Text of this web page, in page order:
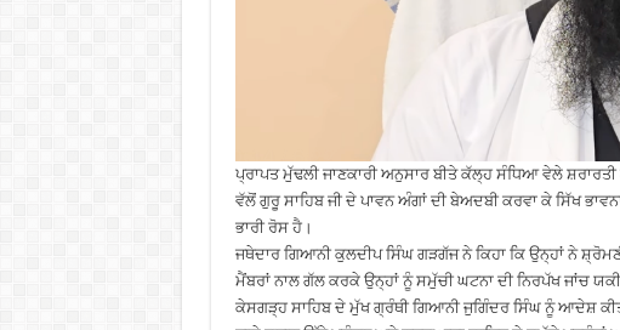
ਪ੍ਰਾਪਤ ਮੁੱਢਲੀ ਜਾਣਕਾਰੀ ਅਨੁਸਾਰ ਬੀਤੇ ਕੱਲ੍ਹ ਸੰਧਿਆ ਵੇਲੇ
ਵੱਲੋਂ ਗੁਰੂ ਸਾਹਿਬ ਜੀ ਦੇ ਪਾਵਨ ਅੰਗਾਂ ਦੀ ਬੇਅਦਬੀ ਕਰਵਾ ਕੇ ਸਿੱਖ
ਭਾਰੀ ਰੋਸ ਹੈ।
ਜਥੇਦਾਰ ਗਿਆਨੀ ਕੁਲਦੀਪ ਸਿੰਘ ਗੜਗੱਜ ਨੇ ਕਿਹਾ ਕਿ ਉਨ੍ਹਾਂ ਨੇ
ਮੈਂਬਰਾਂ ਨਾਲ ਗੱਲ ਕਰਕੇ ਉਨ੍ਹਾਂ ਨੂੰ ਸਮੁੱਚੀ ਘਟਨਾ ਦੀ ਨਿਰਪੱਖ ਜਾਂਚ
ਕੇਸਗੜ੍ਹ ਸਾਹਿਬ ਦੇ ਮੁੱਖ ਗ੍ਰੰਥੀ ਗਿਆਨੀ ਜੁਗਿੰਦਰ ਸਿੰਘ ਨੂੰ ਆਦੇਸ਼